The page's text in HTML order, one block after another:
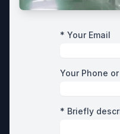
* Your Email
Your Phone
* Briefly